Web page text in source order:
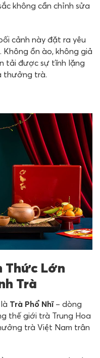
không cần chỉnh sửa
cảnh này đặt ra yêu
. Không ồn ào, không giả
tải được sự tĩnh lặng
thưởng trà.
Thức Lớn
Trà
Trà Phổ Nhĩ– dòng
thế giới trà Trung Hoa
trà Việt Nam trân